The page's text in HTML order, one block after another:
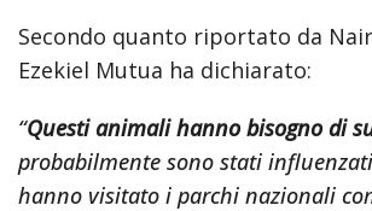
Secondo quanto riportato da
Ezekiel Mutua ha dichiarato:
“Questi animali hanno bisogno di
probabilmente sono stati
hanno visitato i parchi nazionali